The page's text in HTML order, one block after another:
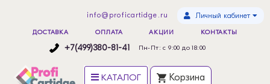
info@proficartidge.ru Личный кабинет
ДОСТАВКА ОПЛАТА АКЦИИ КОНТАКТЫ
+7(499)380-81-41 Пн-Пт: с 9:00 до 18:00
КАТАЛОГ Корзина